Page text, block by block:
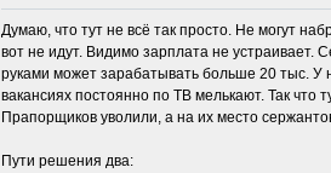
Думаю, что тут не всё так просто. Не могут
вот не идут. Видимо зарплата не устраивает.
руками может зарабатывать больше 20 тыс. У
вакансиях постоянно по ТВ мелькают. Так что
Прапорщиков уволили, а на их место
Пути решения два: